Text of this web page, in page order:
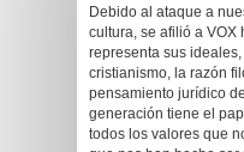
Debido al ataque a
cultura, se afilió a VOX
representa sus
cristianismo, la razón
pensamiento jurídico
generación tiene el
todos los valores que